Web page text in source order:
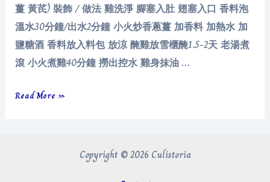
薑 黃芪) 裝飾 / 做法 雞洗淨 腳塞入肚 翅塞入口 香料泡
溫水30分鐘/出水2分鐘 小火炒香蔥薑 加香料 加熱水 加
鹽糖酒 香料放入料包 放涼 醃雞放雪櫃醃1.5-2天 老湯煮
滾 小火煮雞40分鐘 撈出控水 雞身抹油 …
熏
Read More »
Copyright © 2026 Culistoria